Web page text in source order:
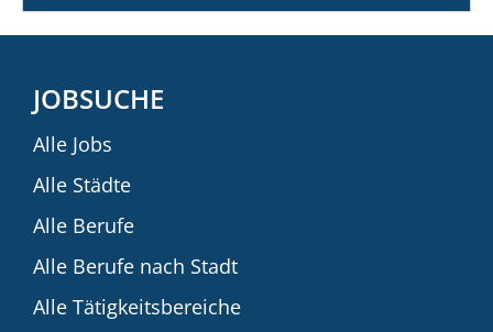
JOBSUCHE
Alle Jobs
Alle Städte
Alle Berufe
Alle Berufe nach Stadt
Alle Tätigkeitsbereiche